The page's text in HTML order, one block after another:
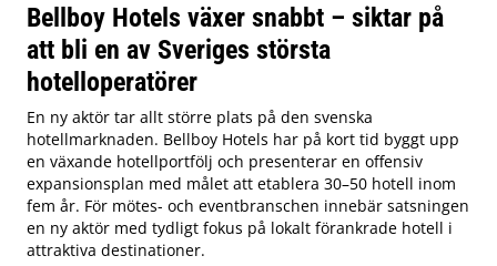
Bellboy Hotels växer snabbt – siktar på
att bli en av Sveriges största
hotelloperatörer
En ny aktör tar allt större plats på den svenska
hotellmarknaden. Bellboy Hotels har på kort tid byggt upp
en växande hotellportfölj och presenterar en offensiv
expansionsplan med målet att etablera 30–50 hotell inom
fem år. För mötes- och eventbranschen innebär satsningen
en ny aktör med tydligt fokus på lokalt förankrade hotell i
attraktiva destinationer.